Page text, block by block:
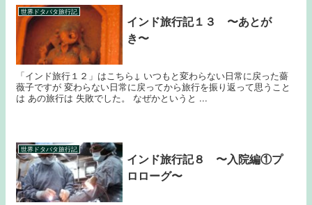
世界ドタバタ旅行記
インド旅行記１３ 〜あとが
き〜
「インド旅行１２」はこちら↓ いつもと変わらない日常に戻った薔
薇子ですが 変わらない日常に戻ってから旅行を振り返って思うこと
は あの旅行は 失敗でした。 なぜかというと ...
世界ドタバタ旅行記
インド旅行記８ 〜入院編①プ
ロローグ〜